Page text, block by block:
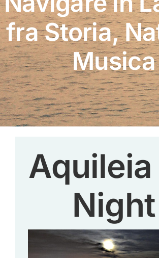
fra Storia,
Musica
Aquileia
Night